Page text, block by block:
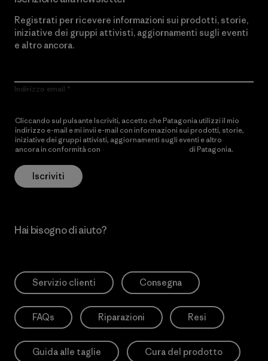
Registrati per ricevere informazioni sui prodotti, storie,
iniziative dei gruppi attivisti, aggiornamenti sugli eventi
e altro ancora.
Indirizzo email
Cliccando sul pulsante Iscriviti, accetto che Patagonia utilizzi il mio
indirizzo e-mail e mi invii e-mail con informazioni sui prodotti, storie,
iniziative dei gruppi attivisti, aggiornamenti sugli eventi e altro
ancora in conformità con
di Patagonia.
Iscriviti
Hai bisogno di aiuto?
Servizio clienti Consegna
FAQs Riparazioni Resi
Guida alle taglie Cura del prodotto